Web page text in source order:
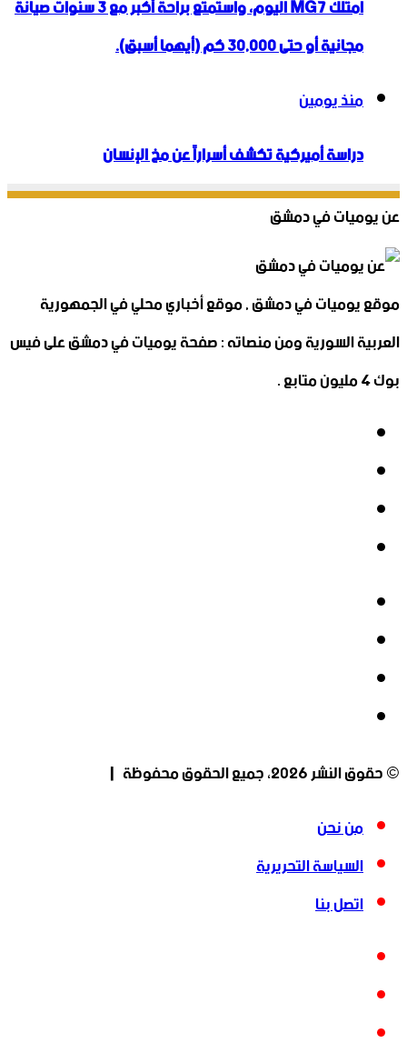
امتلك MG7 اليوم، واستمتع براحة أكبر مع 3 سنوات صيانة
مجانية أو حتى 30,000 كم (أيهما أسبق).
منذ يومين
دراسة أميركية تكشف أسراراً عن مخ الإنسان
عن يوميات في دمشق
موقع يوميات في دمشق , موقع أخباري محلي في الجمهورية
العربية السورية ومن منصاته : صفحة يوميات في دمشق على فيس
بوك 4 مليون متابع .
© حقوق النشر 2026، جميع الحقوق محفوظة |
من نحن
السياسة التحريرية
اتصل بنا